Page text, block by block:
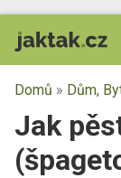
Domů » Dům,
Jak